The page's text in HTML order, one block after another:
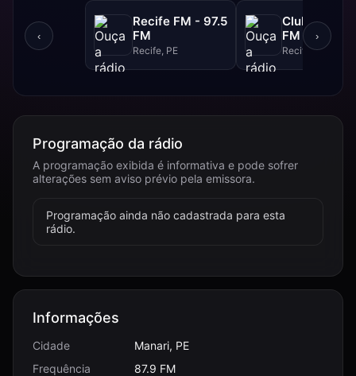
‹
Recife FM - 97.5
FM
Recife, PE
Clube FM -
FM
Recife, PE
›
Programação da rádio
A programação exibida é informativa e pode sofrer
alterações sem aviso prévio pela emissora.
Programação ainda não cadastrada para esta
rádio.
Informações
Cidade
Manari, PE
Frequência
87.9 FM